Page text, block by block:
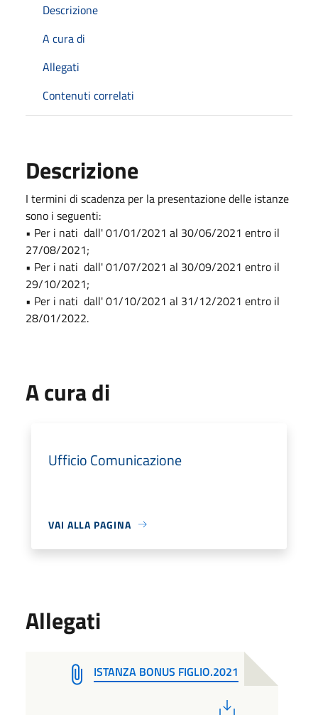
Descrizione
A cura di
Allegati
Contenuti correlati
Descrizione
I termini di scadenza per la presentazione delle istanze
sono i seguenti:
• Per i nati dall' 01/01/2021 al 30/06/2021 entro il
27/08/2021;
• Per i nati dall' 01/07/2021 al 30/09/2021 entro il
29/10/2021;
• Per i nati dall' 01/10/2021 al 31/12/2021 entro il
28/01/2022.
A cura di
Ufficio Comunicazione
VAI ALLA PAGINA
Allegati
ISTANZA BONUS FIGLIO.2021